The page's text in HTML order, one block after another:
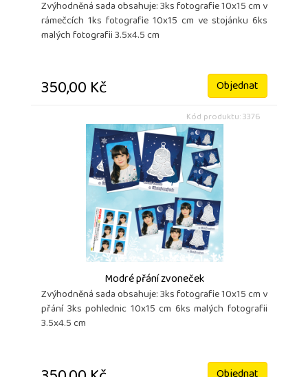
Zvýhodněná sada obsahuje: 3ks fotografie 10x15 cm v
rámečcích 1ks fotografie 10x15 cm ve stojánku 6ks
malých fotografii 3.5x4.5 cm
350,00 Kč Objednat
Kód produktu: 3376
Modré přání zvoneček
Zvýhodněná sada obsahuje: 3ks fotografie 10x15 cm v
přání 3ks pohlednic 10x15 cm 6ks malých fotografii
3.5x4.5 cm